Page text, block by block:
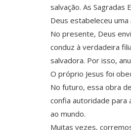
salvação. As
Deus estabeleceu
No presente, Deus
conduz à verdadeira
salvadora. Por isso,
O próprio Jesus foi
No futuro, essa obra
confia autoridade para
ao mundo.
Muitas vezes,